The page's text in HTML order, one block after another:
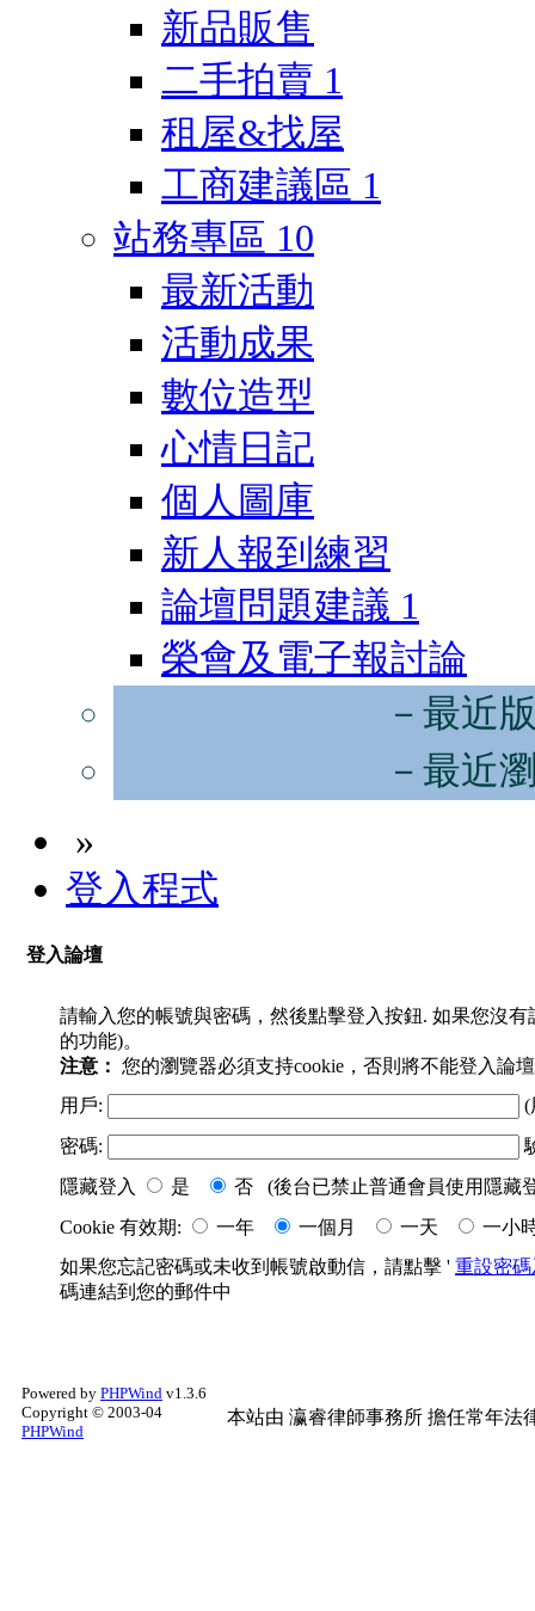
新品販售
二手拍賣 1
租屋&找屋
工商建議區 1
站務專區 10
最新活動
活動成果
數位造型
心情日記
個人圖庫
新人報到練習
論壇問題建議 1
榮會及電子報討論
－最近
－最近
»
登入程式
登入論壇
請輸入您的帳號與密碼，然後點擊登入按鈕. 如果您沒
的功能)。
注意： 您的瀏覽器必須支持cookie，否則將不能登入論
用戶:
(
密碼:
隱藏登入
是
否 (後台已禁止普通會員使用隱藏
Cookie 有效期:
一年 一個月 一天
一小
如果您忘記密碼或未收到帳號啟動信，請點擊 ' 重設密
碼連結到您的郵件中
Powered by PHPWind v1.3.6
Copyright © 2003-04
PHPWind
本站由 瀛睿律師事務所 擔任常年法